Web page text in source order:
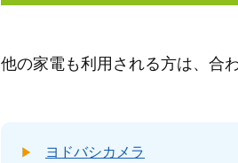
他の家電も利用される方は、合
ヨドバシカメラ